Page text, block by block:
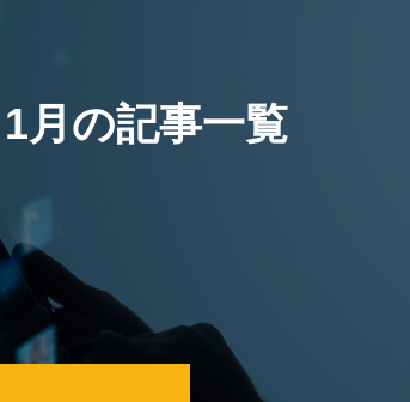
から解決まで
れ
月の記事一覧